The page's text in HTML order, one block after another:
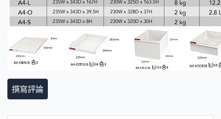
撰寫評論